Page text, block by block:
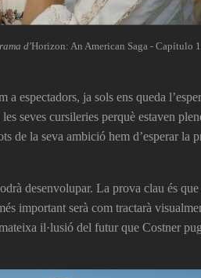
d'Horizon: An American Saga - Capítulo 1
a espectadors, ja sols ens queda
seves cursileries perquè estaven
de la seva ambició hem d’esperar la
desenvolupar. La prova clau és
important serà com tractarà
il·lusió del futur que Costner